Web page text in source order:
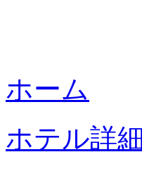
ホーム
ホテル詳細